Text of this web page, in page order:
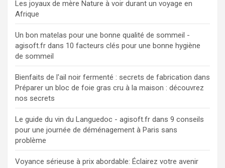
Les joyaux de mère Nature à voir durant un voyage en
Afrique
Un bon matelas pour une bonne qualité de sommeil -
agisoft.fr dans 10 facteurs clés pour une bonne hygiène
de sommeil
Bienfaits de l'ail noir fermenté : secrets de fabrication dans
Préparer un bloc de foie gras cru à la maison : découvrez
nos secrets
Le guide du vin du Languedoc - agisoft.fr dans 9 conseils
pour une journée de déménagement à Paris sans
problème
Voyance sérieuse à prix abordable: Éclairez votre avenir